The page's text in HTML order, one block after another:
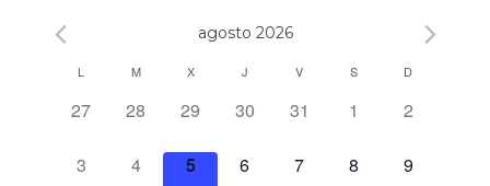
agosto 2026
Calendario
de
Eventos
L M X J V S D
0 eventos,
27 0 eventos,
28 0 eventos,
29 0 eventos,
30 0 eventos,
31 0 eventos,
1 0 eventos,
2
0 eventos,
3 0 eventos,
4 0 eventos,
5 0 eventos,
6 0 eventos,
7 0 eventos,
8 0 eventos,
9